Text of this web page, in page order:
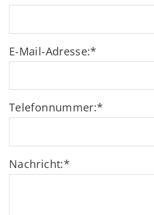
E-Mail-Adresse:*
Telefonnummer:*
Nachricht:*